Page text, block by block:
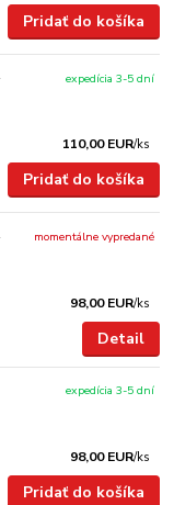
Pridať do košíka
110,00 EUR/ks
expedícia 3-5 dní
Pridať do košíka
98,00 EUR/ks
momentálne vypredané
Detail
98,00 EUR/ks
expedícia 3-5 dní
Pridať do košíka